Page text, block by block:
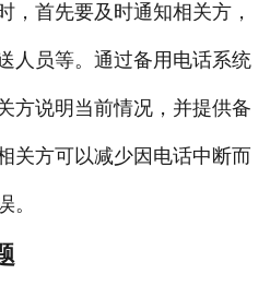
，首先要及时通知相关方，
人员等。通过备用电话系统
方说明当前情况，并提供备
关方可以减少因电话中断而
。